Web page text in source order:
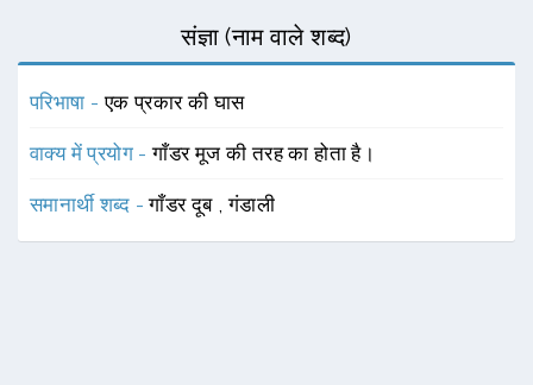
संज्ञा (नाम वाले शब्द)
परिभाषा -एक प्रकार की घास
वाक्य में प्रयोग -गाँडर मूज की तरह का होता है।
समानार्थी शब्द -गाँडर दूब ,गंडाली